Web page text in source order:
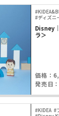
#ディズニ
Disney
ラ＞
価格：
発売日
#KIDEA #